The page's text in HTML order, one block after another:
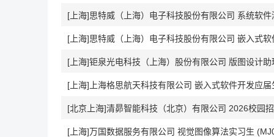
[上海]思特威（上海）电子科技股份有限公司 系统软
[上海]思特威（上海）电子科技股份有限公司 嵌入式
[上海]钜泉光电科技（上海）股份有限公司 版图设计
[上海]上海格思航天科技有限公司 嵌入式软件开发应届
[北京上海]清昴智能科技（北京）有限公司 2026校园
[上海]万国数据服务有限公司 视觉图像算法实习生